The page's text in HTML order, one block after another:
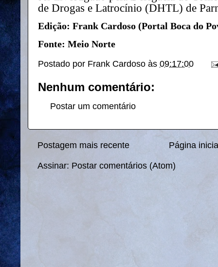
de Drogas e Latrocínio (DHTL) de
Edição: Frank Cardoso (Portal Boca do
Fonte: Meio Norte
Postado por Frank Cardoso às 09:17:00
Nenhum comentário:
Postar um comentário
Postagem mais recente Página
Assinar: Postar comentários (Atom)